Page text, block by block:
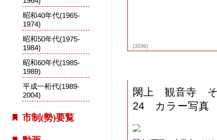
昭和40年代(1965-
1974)
昭和50年代(1975-
1984)
昭和60年代(1985-
1989)
平成一桁代(1989-
2004)
市制(勢)要覧
(3296)
閖上 観音寺
24 カラー写真